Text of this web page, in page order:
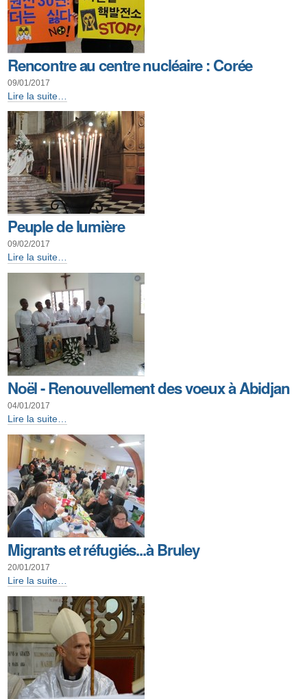
Rencontre au centre nucléaire : Corée
09/01/2017
Rencontre
centre
nucléaire
:
Corée
-
Lire la suite…
Peuple de lumière
09/02/2017
Peuple
Lire la suite…
Noël - Renouvellement des voeux à Abidjan
04/01/2017
Noël
Renouvellement
des
voeux
à
Abidjan
-
Lire la suite…
Migrants et réfugiés...à Bruley
20/01/2017
Migrants
réfugiés...à
Bruley
-
Lire la suite…